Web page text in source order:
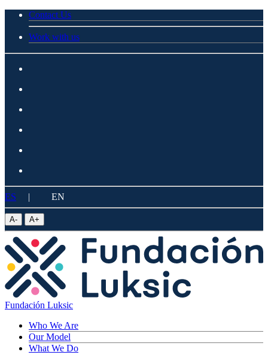
Contact Us
Work with us
ES | EN
A- A+
Fundación Luksic
Who We Are
Our Model
What We Do